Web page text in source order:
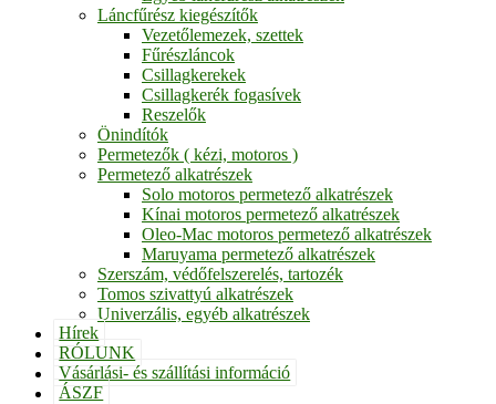
Láncfűrész kiegészítők
Vezetőlemezek, szettek
Fűrészláncok
Csillagkerekek
Csillagkerék fogasívek
Reszelők
Önindítók
Permetezők ( kézi, motoros )
Permetező alkatrészek
Solo motoros permetező alkatrészek
Kínai motoros permetező alkatrészek
Oleo-Mac motoros permetező alkatrészek
Maruyama permetező alkatrészek
Szerszám, védőfelszerelés, tartozék
Tomos szivattyú alkatrészek
Univerzális, egyéb alkatrészek
Hírek
RÓLUNK
Vásárlási- és szállítási információ
ÁSZF